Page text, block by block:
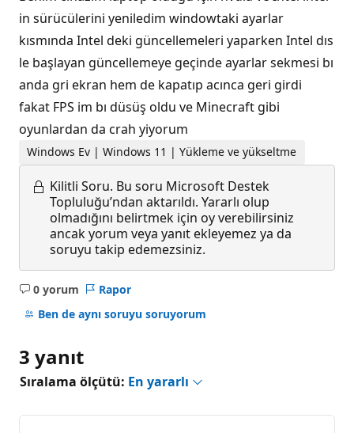
in sürücülerini yeniledim windowtaki ayarlar
kısmında Intel deki güncellemeleri yaparken Intel dıs
le başlayan güncellemeye geçinde ayarlar sekmesi bı
anda gri ekran hem de kapatıp acınca geri girdi
fakat FPS im bı düsüş oldu ve Minecraft gibi
oyunlardan da crah yiyorum
Windows Ev | Windows 11 | Yükleme ve yükseltme
Kilitli Soru. Bu soru Microsoft Destek
Topluluğu’ndan aktarıldı. Yararlı olup
olmadığını belirtmek için oy verebilirsiniz
ancak yorum veya yanıt ekleyemez ya da
soruyu takip edemezsiniz.
0 yorum
Açıklama
yok
Rapor
Ben de aynı soruyu soruyorum
3 yanıt
Sıralama ölçütü: En yararlı